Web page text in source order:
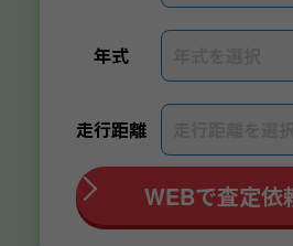
年式
走行距離
WEBで査定依